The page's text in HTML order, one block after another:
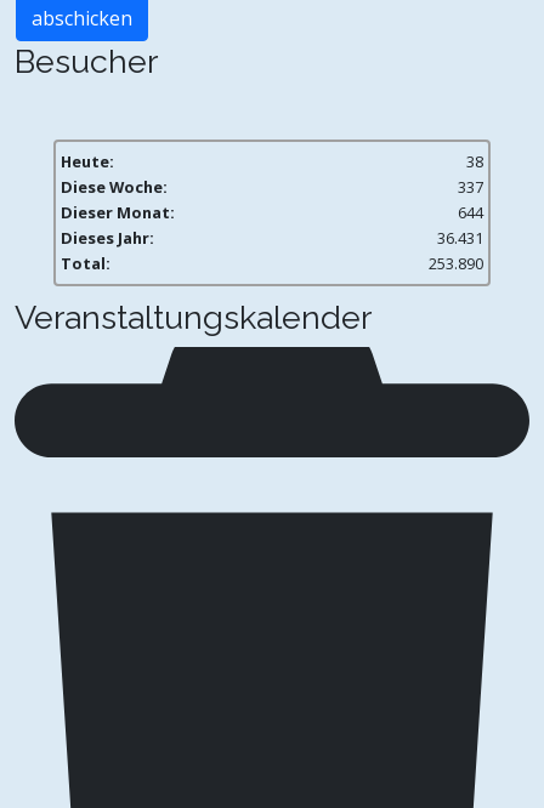
abschicken
Besucher
Heute:
38
Diese Woche:
337
Dieser Monat:
644
Dieses Jahr:
36.431
Total:
253.890
Veranstaltungskalender